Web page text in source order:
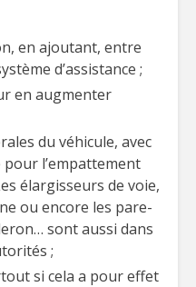
en ajoutant, entre
d’assistance ;
en augmenter
du véhicule, avec
l’empattement
élargisseurs de voie,
ou encore les pare-
sont aussi dans
;
si cela a pour effet